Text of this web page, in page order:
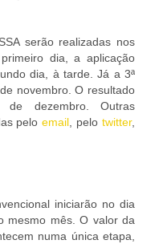
serão realizadas nos
dia, a aplicação
dia, à tarde. Já a 3ª
novembro. O resultado
dezembro. Outras
peloemail , pelotwitter,
iniciarão no dia
mesmo mês. O valor da
numa única etapa,